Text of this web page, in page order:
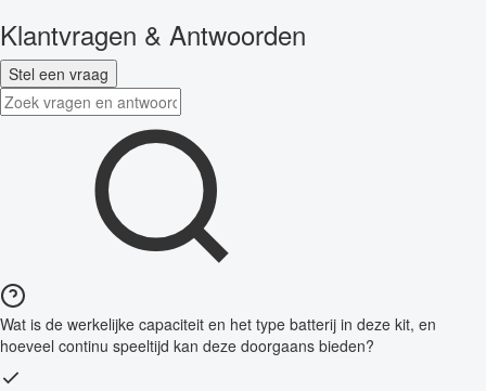
Klantvragen & Antwoorden
Stel een vraag
Wat is de werkelijke capaciteit en het type batterij in deze kit, en
hoeveel continu speeltijd kan deze doorgaans bieden?